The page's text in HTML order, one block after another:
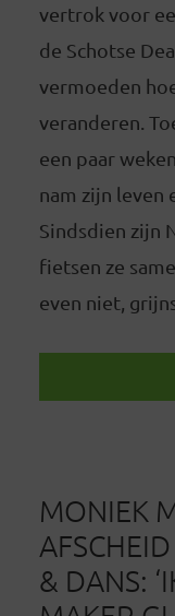
vertrok voor
de Schotse
vermoeden
veranderen.
een paar
nam zijn leven
Sindsdien zijn
fietsen ze
even niet,
MONIEK
& DANS: